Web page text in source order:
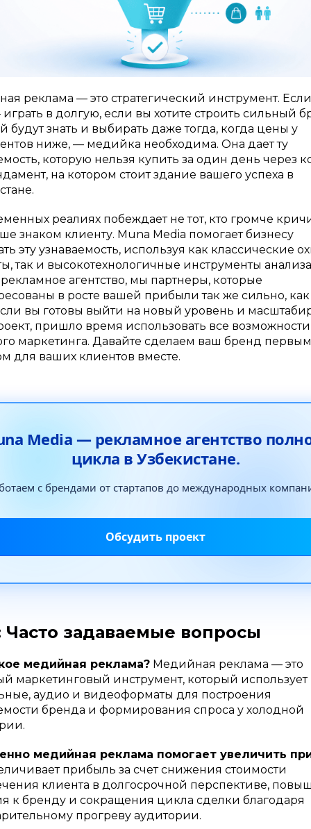
реклама — это стратегический инструмент.
в долгую, если вы хотите строить сильный
будут знать и выбирать даже тогда, когда цены у
ниже, — медийка необходима. Она дает ту
которую нельзя купить за один день через
на котором стоит здание вашего успеха в
реалиях побеждает не тот, кто громче
знаком клиенту. Muna Media помогает бизнесу
эту узнаваемость, используя как классические
так и высокотехнологичные инструменты
агентство, мы партнеры, которые
в росте вашей прибыли так же сильно,
вы готовы выйти на новый уровень и
пришло время использовать все возможности
маркетинга. Давайте сделаем ваш бренд первым
для ваших клиентов вместе.
Media — рекламное агентство
цикла в Узбекистане.
с брендами от стартапов до международных
Обсудить проект
Часто задаваемые вопросы
медийная реклама?Медийная реклама — это
маркетинговый инструмент, который использует
аудио и видеоформаты для построения
бренда и формирования спроса у холодной
медийная реклама помогает увеличить
прибыль за счет снижения стоимости
клиента в долгосрочной перспективе,
к бренду и сокращения цикла сделки благодаря
прогреву аудитории.